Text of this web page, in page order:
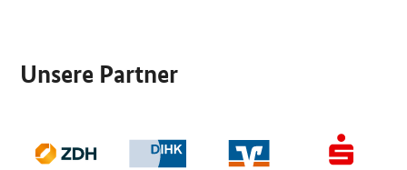
Unsere Partner